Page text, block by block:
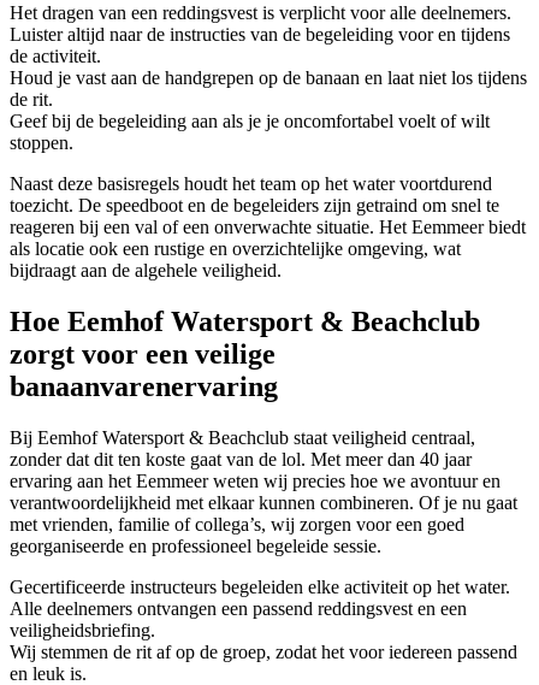
Het dragen van een reddingsvest is verplicht voor alle deelnemers.
Luister altijd naar de instructies van de begeleiding voor en tijdens
de activiteit.
Houd je vast aan de handgrepen op de banaan en laat niet los tijdens
de rit.
Geef bij de begeleiding aan als je je oncomfortabel voelt of wilt
stoppen.
Naast deze basisregels houdt het team op het water voortdurend
toezicht. De speedboot en de begeleiders zijn getraind om snel te
reageren bij een val of een onverwachte situatie. Het Eemmeer biedt
als locatie ook een rustige en overzichtelijke omgeving, wat
bijdraagt aan de algehele veiligheid.
Hoe Eemhof Watersport & Beachclub
zorgt voor een veilige
banaanvarenervaring
Bij Eemhof Watersport & Beachclub staat veiligheid centraal,
zonder dat dit ten koste gaat van de lol. Met meer dan 40 jaar
ervaring aan het Eemmeer weten wij precies hoe we avontuur en
verantwoordelijkheid met elkaar kunnen combineren. Of je nu gaat
met vrienden, familie of collega’s, wij zorgen voor een goed
georganiseerde en professioneel begeleide sessie.
Gecertificeerde instructeurs begeleiden elke activiteit op het water.
Alle deelnemers ontvangen een passend reddingsvest en een
veiligheidsbriefing.
Wij stemmen de rit af op de groep, zodat het voor iedereen passend
en leuk is.